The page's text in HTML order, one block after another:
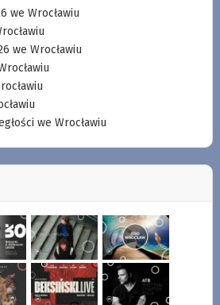
we Wrocławiu
we Wrocławiu
we Wrocławiu